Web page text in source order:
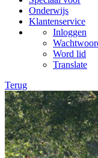
Onderwijs
Klantenservice
Inloggen
Word lid
Translate
Terug